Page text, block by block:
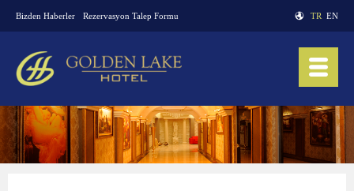
Bizden Haberler Rezervasyon Talep Formu TR EN